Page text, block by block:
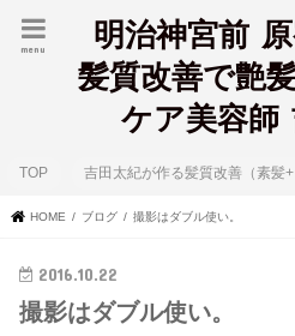
明治神宮前
髪質改善で艶
ケア美容師
menu
TOP 吉田太紀が作る髪質改善（素髪
HOME ブログ 撮影はダブル使い。
2016.10.22
撮影はダブル使い。